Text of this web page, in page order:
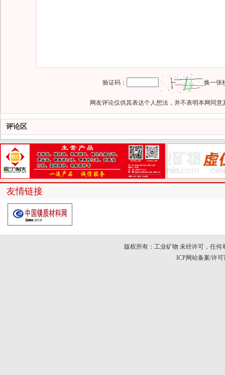
验证码： 换一张
网友评论仅供其表达个人想法，并不表明本网同
评论区
友情链接
版权所有：工业矿物 未经许可，任
ICP网站备案/许可